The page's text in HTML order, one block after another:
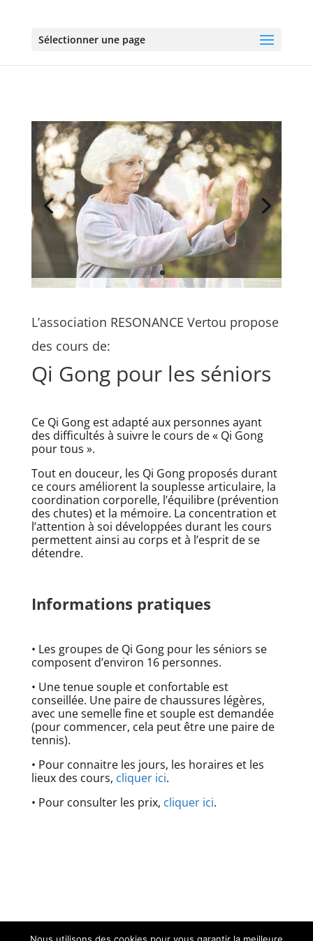
Sélectionner une page
L’association RESONANCE Vertou propose
des cours de:
Qi Gong pour les séniors
Ce Qi Gong est adapté aux personnes ayant
des difficultés à suivre le cours de « Qi Gong
pour tous ».
Tout en douceur, les Qi Gong proposés durant
ce cours améliorent la souplesse articulaire, la
coordination corporelle, l’équilibre (prévention
des chutes) et la mémoire. La concentration et
l’attention à soi développées durant les cours
permettent ainsi au corps et à l’esprit de se
détendre.
Informations pratiques
• Les groupes de Qi Gong pour les séniors se
composent d’environ 16 personnes.
• Une tenue souple et confortable est
conseillée. Une paire de chaussures légères,
avec une semelle fine et souple est demandée
(pour commencer, cela peut être une paire de
tennis).
• Pour connaitre les jours, les horaires et les
lieux des cours, cliquer ici.
• Pour consulter les prix, cliquer ici.